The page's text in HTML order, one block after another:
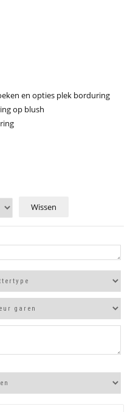
en opties plek borduring
op blush
Wissen